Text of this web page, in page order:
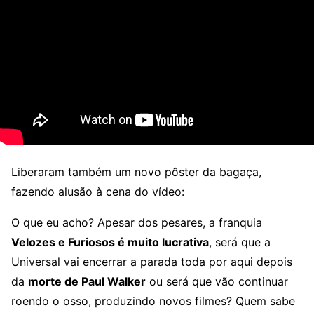
Liberaram também um novo pôster da bagaça,
fazendo alusão à cena do vídeo:
O que eu acho? Apesar dos pesares, a franquia
Velozes e Furiosos é muito lucrativa, será que a
Universal vai encerrar a parada toda por aqui depois
da morte de Paul Walker ou será que vão continuar
roendo o osso, produzindo novos filmes? Quem sabe